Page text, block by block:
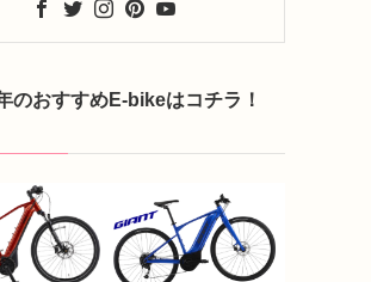
のおすすめE-bikeはコチラ！